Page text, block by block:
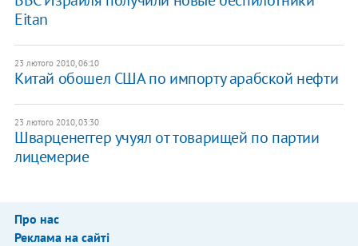
Eitan
23 лютого 2010, 06:10
Китай обошел США по импорту арабской нефти
23 лютого 2010, 03:30
Шварценеггер учуял от товарищей по партии
лицемерие
Про нас
Реклама на сайті